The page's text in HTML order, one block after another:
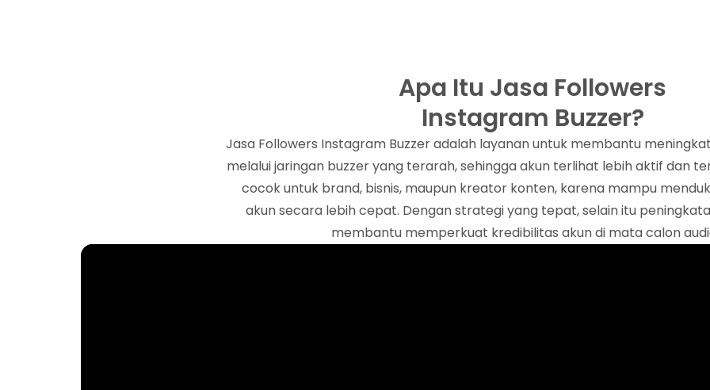
Apa Itu Jasa Followers
Instagram Buzzer?
Jasa Followers Instagram Buzzer adalah layanan untuk membantu
melalui jaringan buzzer yang terarah, sehingga akun terlihat lebih aktif dan
cocok untuk brand, bisnis, maupun kreator konten, karena mampu
akun secara lebih cepat. Dengan strategi yang tepat, selain itu
membantu memperkuat kredibilitas akun di mata calon